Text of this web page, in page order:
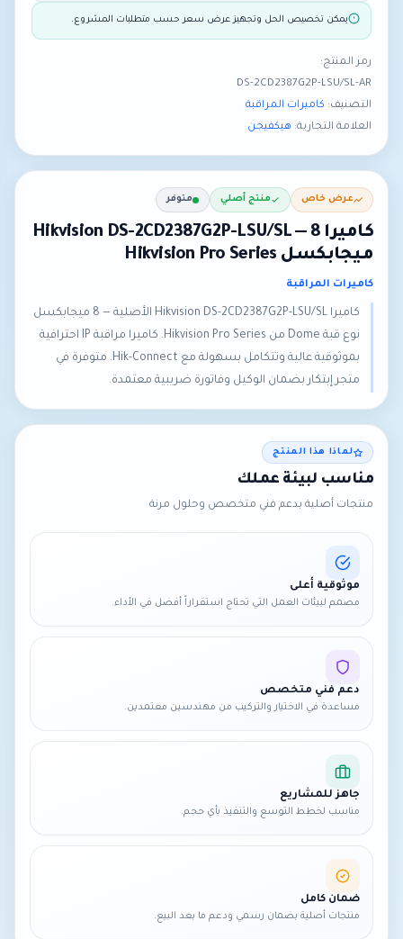
يمكن تخصيص الحل وتجهيز عرض سعر حسب متطلبات المشروع.
رمز المنتج:
DS-2CD2387G2P-LSU/SL-AR
التصنيف: كاميرات المراقبة
العلامة التجارية: هيكفيجن
عرض خاص منتج أصلي متوفر
كاميرا Hikvision DS-2CD2387G2P-LSU/SL — 8
ميجابكسل Hikvision Pro Series
كاميرات المراقبة
كاميرا Hikvision DS-2CD2387G2P-LSU/SL الأصلية — 8 ميجابكسل
نوع قبة Dome من Hikvision Pro Series. كاميرا مراقبة IP احترافية
بموثوقية عالية وتتكامل بسهولة مع Hik-Connect. متوفرة في
متجر إبتكار بضمان الوكيل وفاتورة ضريبية معتمدة.
لماذا هذا المنتج
مناسب لبيئة عملك
منتجات أصلية بدعم فني متخصص وحلول مرنة
موثوقية أعلى
مصمم لبيئات العمل التي تحتاج استقراراً أفضل في الأداء.
دعم فني متخصص
مساعدة في الاختيار والتركيب من مهندسين معتمدين.
جاهز للمشاريع
مناسب لخطط التوسع والتنفيذ بأي حجم.
ضمان كامل
منتجات أصلية بضمان رسمي ودعم ما بعد البيع.